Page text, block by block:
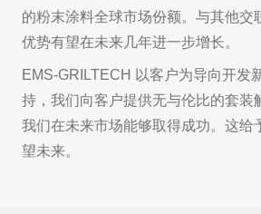
的粉末涂料全球市场份额。与其他交
优势有望在未来几年进一步增长。
EMS-GRILTECH 以客户为导向开发
持，我们向客户提供无与伦比的套装
我们在未来市场能够取得成功。这给
望未来。